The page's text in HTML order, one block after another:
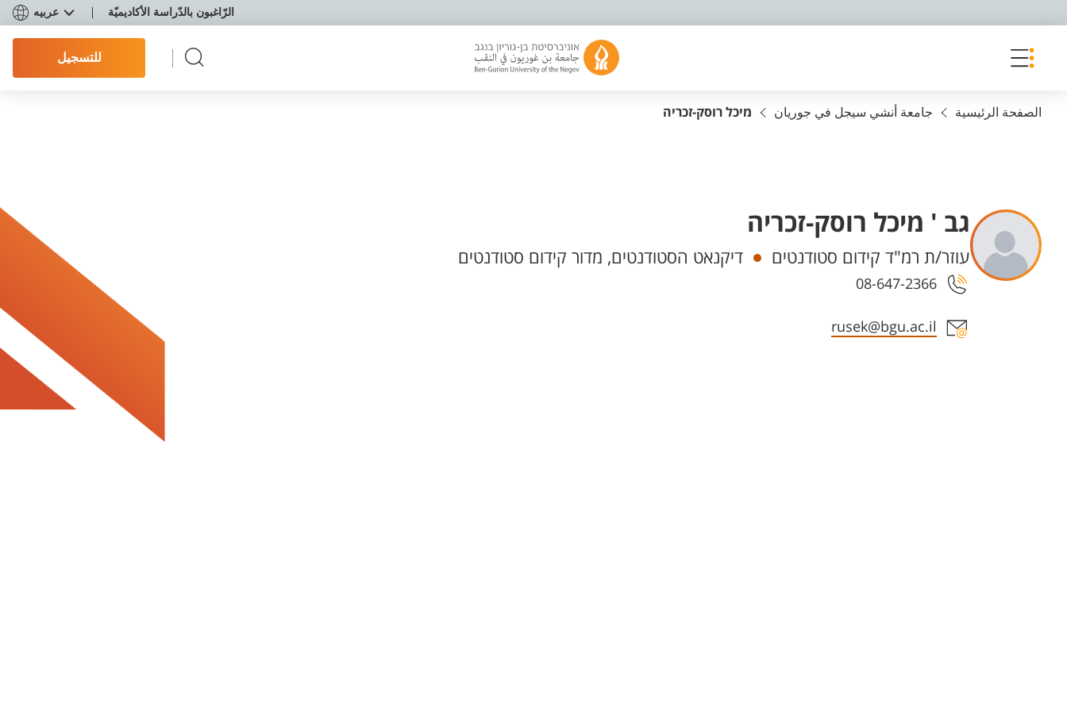
الرّاغبون بالدّراسة الأكاديميّة عربيه
للتسجيل
الصفحة الرئيسية جامعة أنشي سيجل في جوريان מיכל רוסק-זכריה
גב ' מיכל רוסק-זכריה
Departments
עוזר/ת רמ"ד קידום סטודנטים דיקנאט הסטודנטים, מדור קידום סטודנטים
08-647-2366
Staff member contact section
rusek@bgu.ac.il